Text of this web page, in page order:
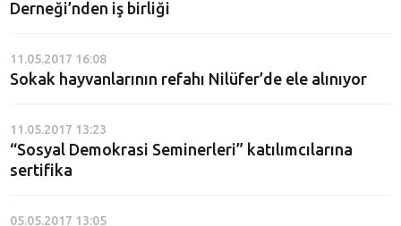
Derneği’nden iş birliği
11.05.2017 16:08
Sokak hayvanlarının refahı Nilüfer’de ele alınıyor
11.05.2017 13:23
“Sosyal Demokrasi Seminerleri” katılımcılarına
sertifika
05.05.2017 13:05